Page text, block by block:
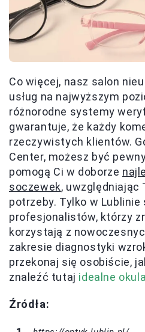
Co więcej, nasz salon
usług na najwyższym
różnorodne systemy
gwarantuje, że każdy
rzeczywistych klientów.
Center, możesz być
pomogą Ci w doborze
soczewek, uwzględniając
potrzeby. Tylko w Lublinie
profesjonalistów, którzy
korzystają z
zakresie diagnostyki
przekonaj się osobiście,
znaleźć tutaj idealne
Źródła: